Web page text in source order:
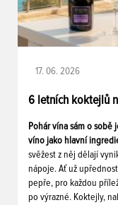
17. 06. 2026
6 letních koktejlů
Pohár vína sám o
víno jako hlavní
svěžest z něj dělají
nápoje. Ať už
pepře, pro každou
po výrazné. Koktejly,